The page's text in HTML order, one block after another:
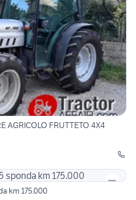
AGRICOLO FRUTTETO 4X4
km 175.000